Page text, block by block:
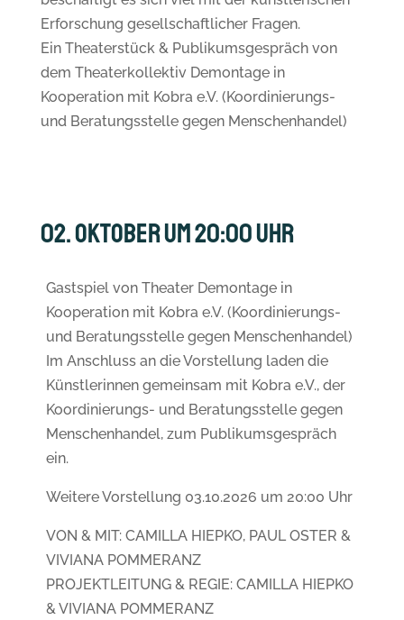
Erforschung gesellschaftlicher Fragen.
Ein Theaterstück & Publikumsgespräch von
dem Theaterkollektiv Demontage in
Kooperation mit Kobra e.V. (Koordinierungs-
und Beratungsstelle gegen Menschenhandel)
02. Oktober um 20:00 Uhr
Gastspiel von Theater Demontage in
Kooperation mit Kobra e.V. (Koordinierungs-
und Beratungsstelle gegen Menschenhandel)
Im Anschluss an die Vorstellung laden die
Künstlerinnen gemeinsam mit Kobra e.V., der
Koordinierungs- und Beratungsstelle gegen
Menschenhandel, zum Publikumsgespräch
ein.
Weitere Vorstellung 03.10.2026 um 20:00 Uhr
VON & MIT: CAMILLA HIEPKO, PAUL OSTER &
VIVIANA POMMERANZ
PROJEKTLEITUNG & REGIE: CAMILLA HIEPKO
& VIVIANA POMMERANZ